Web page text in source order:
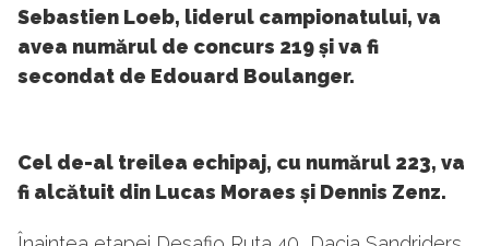
Sebastien Loeb, liderul campionatului, va
avea numărul de concurs 219 și va fi
secondat de Edouard Boulanger.
Cel de-al treilea echipaj, cu numărul 223, va
fi alcătuit din Lucas Moraes și Dennis Zenz.